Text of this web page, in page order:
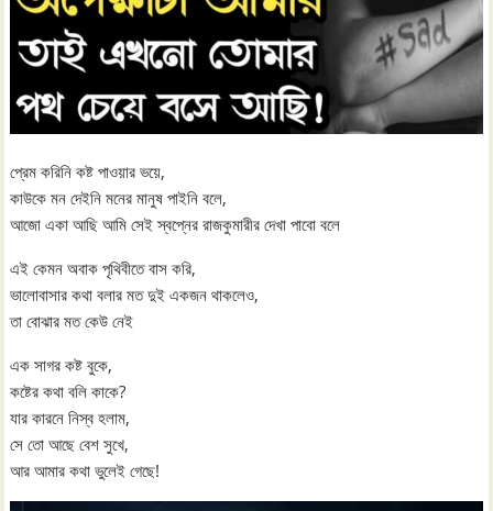
প্রেম করিনি কষ্ট পাওয়ার ভয়ে,
কাউকে মন দেইনি মনের মানুষ পাইনি বলে,
আজো একা আছি আমি সেই স্বপ্নের রাজকুমারীর দেখা পাবো বলে
এই কেমন অবাক পৃথিবীতে বাস করি,
ভালোবাসার কথা বলার মত দুই একজন থাকলেও,
তা বোঝার মত কেউ নেই
এক সাগর কষ্ট বুকে,
কষ্টের কথা বলি কাকে?
যার কারনে নিস্ব হলাম,
সে তো আছে বেশ সুখে,
আর আমার কথা ভুলেই গেছে!